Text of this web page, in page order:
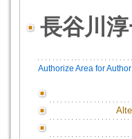
長谷川
Authorize Area for Author